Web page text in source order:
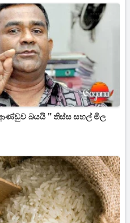
බයයි '' තිස්ස සහල් මිල